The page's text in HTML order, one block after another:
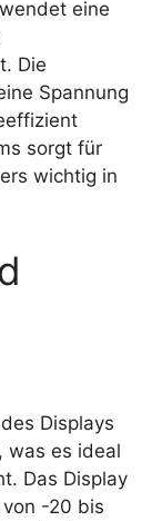
eine
Die
Spannung
sorgt für
wichtig in
Displays
was es ideal
Das Display
-20 bis